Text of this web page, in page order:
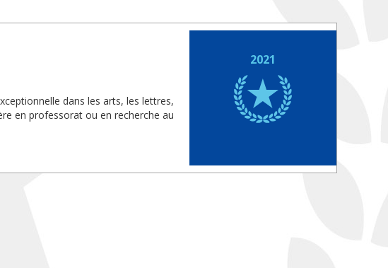
dans les arts, les lettres,
en professorat ou en recherche au
2021